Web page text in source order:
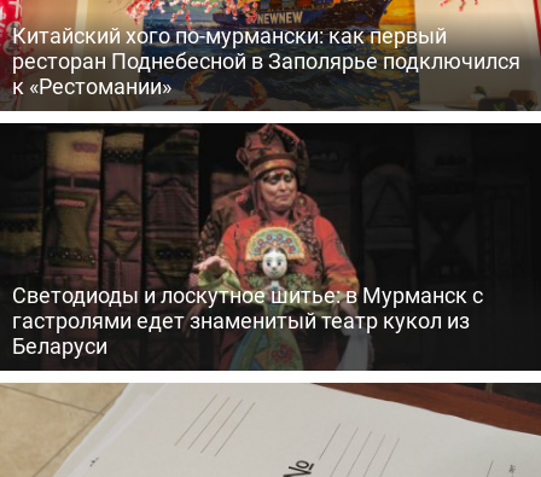
Китайский хого по-мурмански: как первый
ресторан Поднебесной в Заполярье подключился
к «Рестомании»
Светодиоды и лоскутное шитье: в Мурманск с
гастролями едет знаменитый театр кукол из
Беларуси